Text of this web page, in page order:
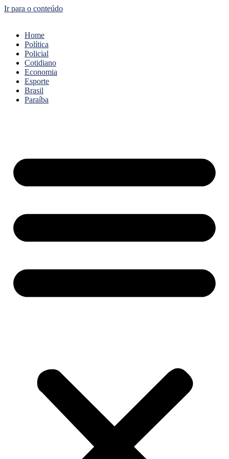
Ir para o conteúdo
Home
Política
Policial
Cotidiano
Economia
Esporte
Brasil
Paraíba